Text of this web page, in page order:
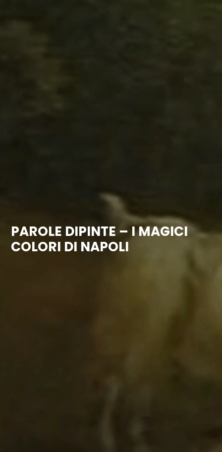
PAROLE DIPINTE – I MAGICI
COLORI DI NAPOLI